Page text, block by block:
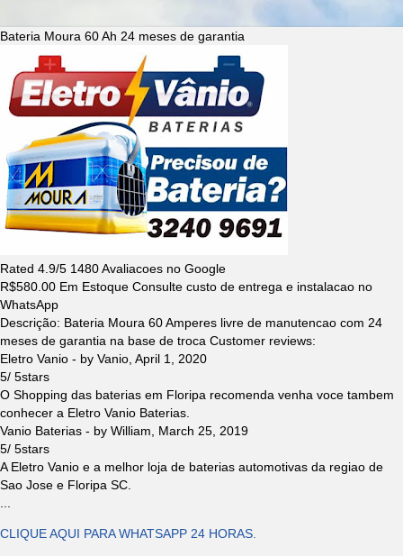
Bateria Moura 60 Ah 24 meses de garantia
Rated 4.9/5 1480Avaliacoes no Google
R$580.00 Em Estoque Consulte custo de entrega e instalacao no
WhatsApp
Descrição: Bateria Moura 60 Amperes livre de manutencao com 24
meses de garantia na base de troca Customer reviews:
Eletro Vanio - by Vanio April 1, 2020
5/ 5stars
O Shopping das baterias em Floripa recomenda venha voce tambem
conhecer a Eletro Vanio Baterias.
Vanio Baterias - by William
March 25, 2019
5/ 5stars
A Eletro Vanio e a melhor loja de baterias automotivas da regiao de
Sao Jose e Floripa SC.
CLIQUE AQUI PARA WHATSAPP 24 HORAS.